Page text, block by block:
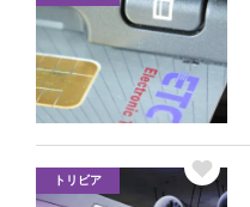
トリビア